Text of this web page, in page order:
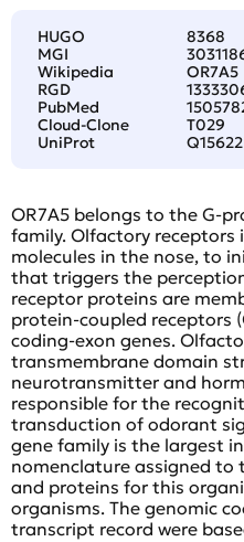
HUGO
8368
MGI
Wikipedia
OR7A5
RGD
PubMed
Cloud-Clone
T029
UniProt
Q15622
OR7A5 belongs to the G-
family. Olfactory
molecules in the nose, to
that triggers the
receptor proteins are
protein-coupled receptors
coding-exon genes.
transmembrane domain
neurotransmitter and
responsible for the
transduction of odorant
gene family is the largest
nomenclature assigned to
and proteins for this
organisms. The genomic
transcript record were